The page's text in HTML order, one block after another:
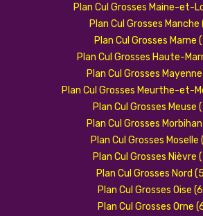
Plan Cul Grosses Maine-et-
Plan Cul Grosses Manche
Plan Cul Grosses Marne
Plan Cul Grosses Haute-
Plan Cul Grosses
Plan Cul Grosses Meurthe-et-
Plan Cul Grosses Meuse
Plan Cul Grosses
Plan Cul Grosses Moselle
Plan Cul Grosses Nièvre
Plan Cul Grosses Nord
Plan Cul Grosses Oise
Plan Cul Grosses Orne